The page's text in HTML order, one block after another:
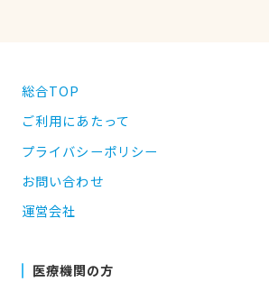
総合TOP
ご利用にあたって
プライバシーポリシー
お問い合わせ
運営会社
医療機関の方